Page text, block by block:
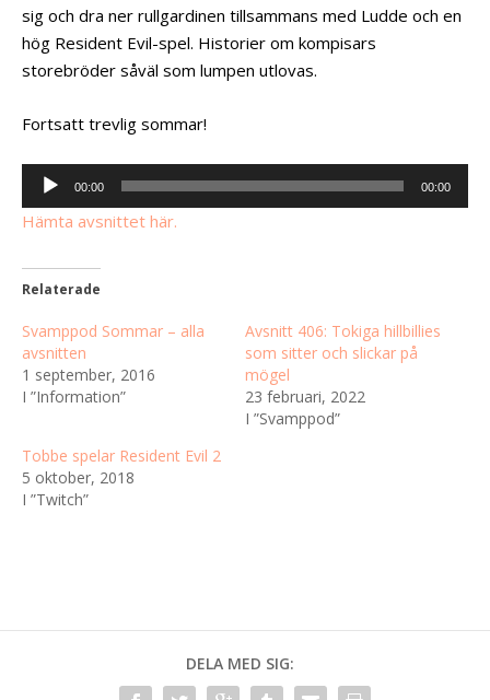
sig och dra ner rullgardinen tillsammans med Ludde och en
hög Resident Evil-spel. Historier om kompisars
storebröder såväl som lumpen utlovas.
Fortsatt trevlig sommar!
Ljudspelare
00:00 00:00
Hämta avsnittet här.
Relaterade
Svamppod Sommar – alla
avsnitten
1 september, 2016
I ”Information”
Avsnitt 406: Tokiga hillbillies
som sitter och slickar på
mögel
23 februari, 2022
I ”Svamppod”
Tobbe spelar Resident Evil 2
5 oktober, 2018
I ”Twitch”
DELA MED SIG: